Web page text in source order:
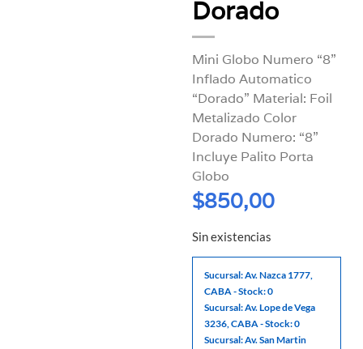
Dorado
Mini Globo Numero “8”
Inflado Automatico
“Dorado” Material: Foil
Metalizado Color
Dorado Numero: “8”
Incluye Palito Porta
Globo
$850,00
Sin existencias
Sucursal: Av. Nazca 1777,
CABA - Stock: 0
Sucursal: Av. Lope de Vega
3236, CABA - Stock: 0
Sucursal: Av. San Martin